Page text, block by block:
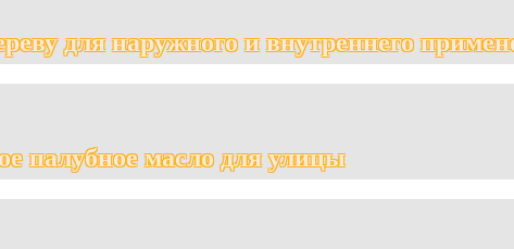
для наружного и внутреннего
палубное масло для улицы